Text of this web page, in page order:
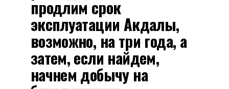
продлим срок
эксплуатации Акдалы,
возможно, на три года, а
затем, если найдем,
начнем добычу на